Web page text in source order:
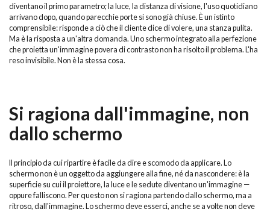
diventano il primo parametro; la luce, la distanza di visione, l'uso quotidiano
arrivano dopo, quando parecchie porte si sono già chiuse. È un istinto
comprensibile: risponde a ciò che il cliente dice di volere, una stanza pulita.
Ma è la risposta a un'altra domanda. Uno schermo integrato alla perfezione
che proietta un'immagine povera di contrasto non ha risolto il problema. L'ha
reso invisibile. Non è la stessa cosa.
Si ragiona dall'immagine, non
dallo schermo
Il principio da cui ripartire è facile da dire e scomodo da applicare. Lo
schermo non è un oggetto da aggiungere alla fine, né da nascondere: è la
superficie su cui il proiettore, la luce e le sedute diventano un'immagine —
oppure falliscono. Per questo non si ragiona partendo dallo schermo, ma a
ritroso, dall'immagine. Lo schermo deve esserci, anche se a volte non deve